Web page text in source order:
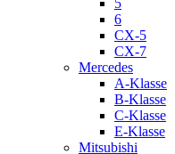
5
6
CX-5
CX-7
Mercedes
A-Klasse
B-Klasse
C-Klasse
E-Klasse
Mitsubishi